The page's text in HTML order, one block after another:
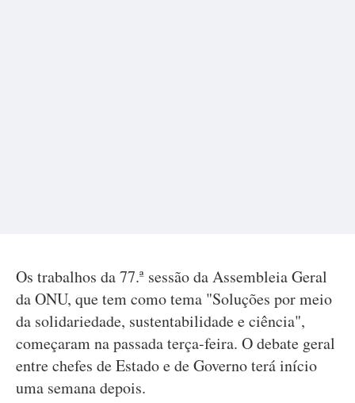
Os trabalhos da 77.ª sessão da Assembleia Geral
da ONU, que tem como tema "Soluções por meio
da solidariedade, sustentabilidade e ciência",
começaram na passada terça-feira. O debate geral
entre chefes de Estado e de Governo terá início
uma semana depois.